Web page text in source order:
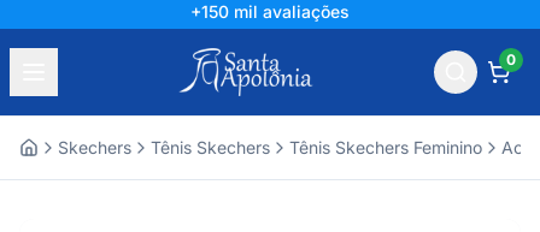
+150 mil avaliações
0
Skechers Tênis Skechers Tênis Skechers Feminino